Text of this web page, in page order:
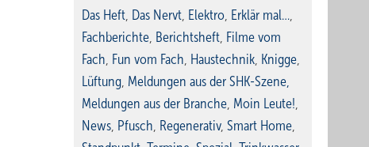
Das Heft, Das Nervt, Elektro, Erklär mal…,
Fachberichte, Berichtsheft, Filme vom
Fach, Fun vom Fach, Haustechnik, Knigge,
Lüftung, Meldungen aus der SHK-Szene,
Meldungen aus der Branche, Moin Leute!,
News, Pfusch, Regenerativ, Smart Home,